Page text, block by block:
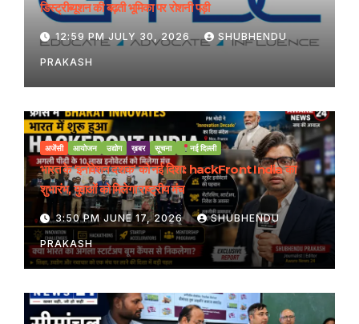
डिस्ट्रीब्यूशन की बढ़ती भूमिका पर रोशनी पड़ी
12:59 PM JULY 30, 2026 SHUBHENDU
PRAKASH
अजेंसी आयोजन उद्योग ख़बर सूचना नई दिल्ली
भारत के ‘इनोवेशन दशक’ को नई दिशा: hackFront India का
शुभारंभ, युवाओं को मिलेगा राष्ट्रीय मंच
3:50 PM JUNE 17, 2026 SHUBHENDU
PRAKASH